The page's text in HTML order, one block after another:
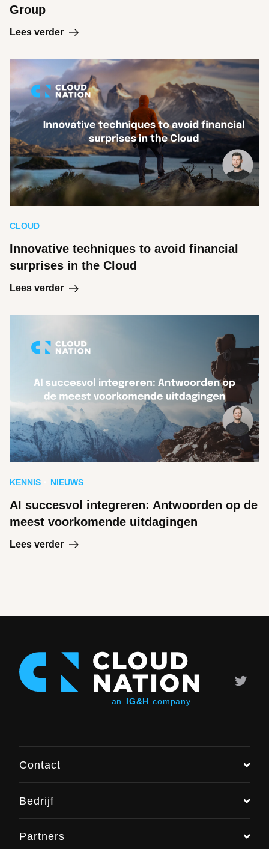
Group
Lees verder
CLOUD
Innovative techniques to avoid financial
surprises in the Cloud
Lees verder
KENNIS NIEUWS
AI succesvol integreren: Antwoorden op de
meest voorkomende uitdagingen
Lees verder
Contact
Bedrijf
Partners